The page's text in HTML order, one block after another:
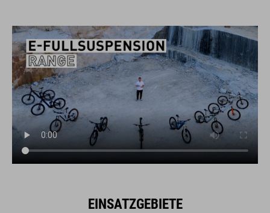
EINSATZGEBIETE